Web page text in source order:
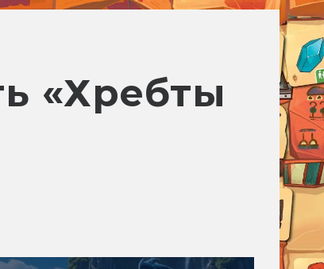
«Хребты